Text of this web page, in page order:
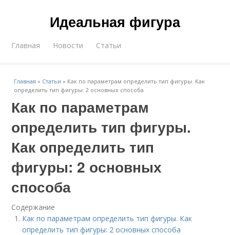
Идеальная фигура
Главная Новости Статьи
Главная » Статьи » Как по параметрам определить тип фигуры. Как
определить тип фигуры: 2 основных способа
Как по параметрам
определить тип фигуры.
Как определить тип
фигуры: 2 основных
способа
Содержание
Как по параметрам определить тип фигуры. Как
определить тип фигуры: 2 основных способа